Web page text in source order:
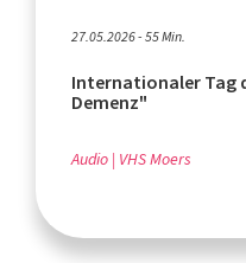
27.05.2026 - 55 Min.
Internationaler Tag
Demenz"
Audio VHS Moers